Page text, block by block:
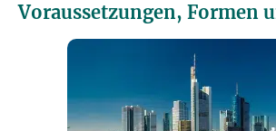
Voraussetzungen, Formen